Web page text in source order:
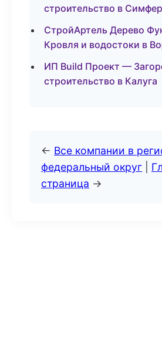
строительство в
СтройАртель Дерево
Кровля и водостоки в
ИП Build Проект —
строительство в Калуга
← Все компании в
федеральный округ
страница →